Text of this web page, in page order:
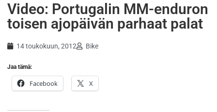
Video: Portugalin MM-enduron
toisen ajopäivän parhaat palat
14 toukokuun, 2012 Bike
Jaa tämä:
Facebook X